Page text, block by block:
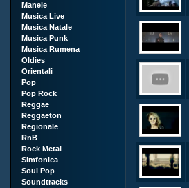
Manele
Musica Live
Musica Natale
Musica Punk
Musica Rumena
Oldies
Orientali
Pop
Pop Rock
Reggae
Reggaeton
Regionale
RnB
Rock Metal
Simfonica
Soul Pop
Soundtracks